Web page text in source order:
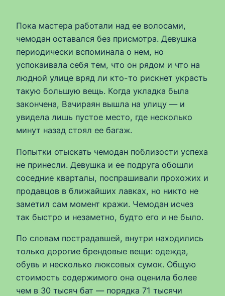
Пока мастера работали над ее волосами,
чемодан оставался без присмотра. Девушка
периодически вспоминала о нем, но
успокаивала себя тем, что он рядом и что на
людной улице вряд ли кто-то рискнет украсть
такую большую вещь. Когда укладка была
закончена, Вачираян вышла на улицу — и
увидела лишь пустое место, где несколько
минут назад стоял ее багаж.
Попытки отыскать чемодан поблизости успеха
не принесли. Девушка и ее подруга обошли
соседние кварталы, поспрашивали прохожих и
продавцов в ближайших лавках, но никто не
заметил сам момент кражи. Чемодан исчез
так быстро и незаметно, будто его и не было.
По словам пострадавшей, внутри находились
только дорогие брендовые вещи: одежда,
обувь и несколько люксовых сумок. Общую
стоимость содержимого она оценила более
чем в 30 тысяч бат — порядка 71 тысячи